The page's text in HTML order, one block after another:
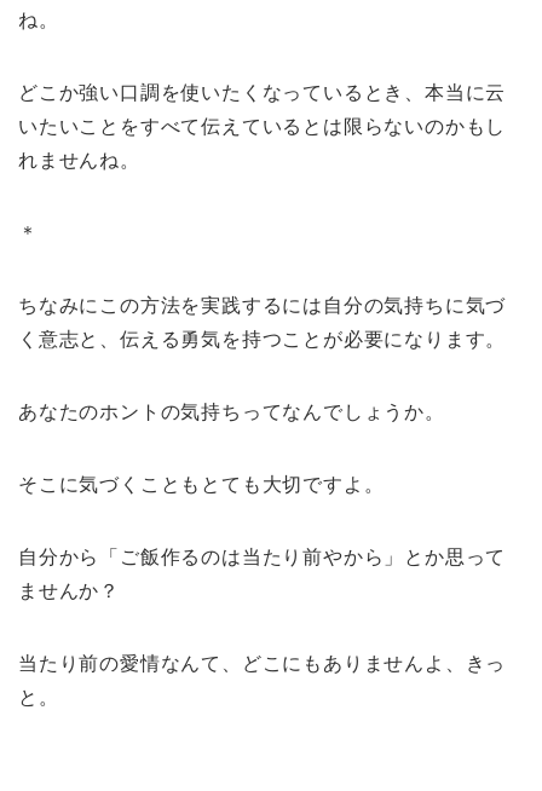
ね。
どこか強い口調を使いたくなっているとき、本当に云
いたいことをすべて伝えているとは限らないのかもし
れませんね。
＊
ちなみにこの方法を実践するには自分の気持ちに気づ
く意志と、伝える勇気を持つことが必要になります。
あなたのホントの気持ちってなんでしょうか。
そこに気づくこともとても大切ですよ。
自分から「ご飯作るのは当たり前やから」とか思って
ませんか？
当たり前の愛情なんて、どこにもありませんよ、きっ
と。